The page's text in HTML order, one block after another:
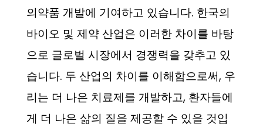
의약품 개발에 기여하고 있습니다. 한국의
바이오 및 제약 산업은 이러한 차이를 바탕
으로 글로벌 시장에서 경쟁력을 갖추고 있
습니다. 두 산업의 차이를 이해함으로써, 우
리는 더 나은 치료제를 개발하고, 환자들에
게 더 나은 삶의 질을 제공할 수 있을 것입